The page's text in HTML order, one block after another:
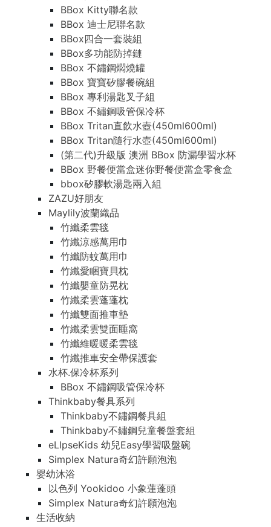
BBox Kitty聯名款
BBox 迪士尼聯名款
BBox四合一套裝組
BBox多功能防掉鏈
BBox 不鏽鋼燜燒罐
BBox 寶寶矽膠餐碗組
BBox 專利湯匙叉子組
BBox 不鏽鋼吸管保冷杯
BBox Tritan直飲水壺(450ml600ml)
BBox Tritan隨行水壺(450ml600ml)
(第二代)升級版 澳洲 BBox 防漏學習水杯
BBox 野餐便當盒迷你野餐便當盒零食盒
bbox矽膠軟湯匙兩入組
ZAZU好朋友
Maylily波蘭織品
竹纖柔雲毯
竹纖涼感萬用巾
竹纖防蚊萬用巾
竹纖愛睏寶貝枕
竹纖嬰童防晃枕
竹纖柔雲蓬蓬枕
竹纖雙面推車墊
竹纖柔雲雙面睡窩
竹纖維暖暖柔雲毯
竹纖推車安全帶保護套
水杯.保冷杯系列
BBox 不鏽鋼吸管保冷杯
Thinkbaby餐具系列
Thinkbaby不鏽鋼餐具組
Thinkbaby不鏽鋼兒童餐盤套組
eLIpseKids 幼兒Easy學習吸盤碗
Simplex Natura奇幻許願泡泡
嬰幼沐浴
以色列 Yookidoo 小象蓮蓬頭
Simplex Natura奇幻許願泡泡
生活收納